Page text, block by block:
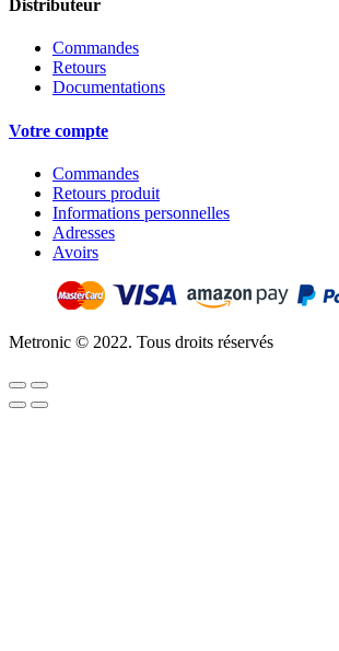
Distributeur
Commandes
Retours
Documentations
Votre compte
Commandes
Retours produit
Informations personnelles
Adresses
Avoirs
Metronic © 2022. Tous droits réservés